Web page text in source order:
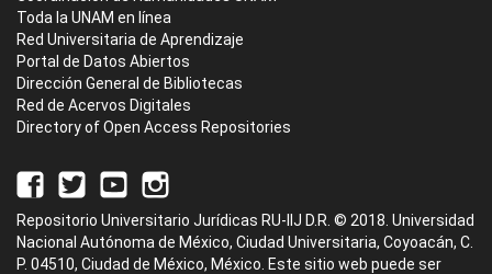
Toda la UNAM en línea
Red Universitaria de Aprendizaje
Portal de Datos Abiertos
Dirección General de Bibliotecas
Red de Acervos Digitales
Directory of Open Access Repositories
Repositorio Universitario Jurídicas RU-IIJ D.R. © 2018. Universidad
Nacional Autónoma de México, Ciudad Universitaria, Coyoacán, C.
P. 04510, Ciudad de México, México. Este sitio web puede ser